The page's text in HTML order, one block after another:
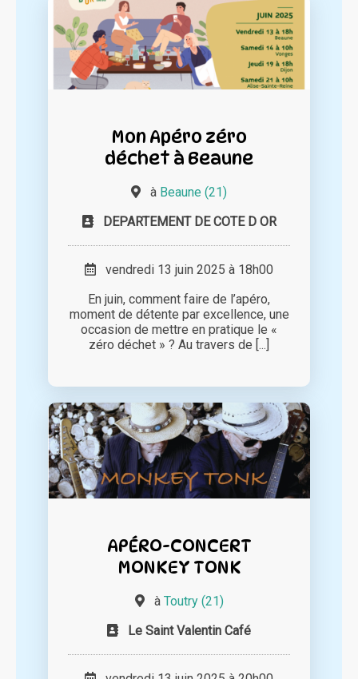
Mon Apéro zéro
déchet à Beaune
à Beaune (21)
DEPARTEMENT DE COTE D OR
vendredi 13 juin 2025 à 18h00
En juin, comment faire de l’apéro,
moment de détente par excellence, une
occasion de mettre en pratique le «
zéro déchet » ? Au travers de [...]
APÉRO-CONCERT
MONKEY TONK
à Toutry (21)
Le Saint Valentin Café